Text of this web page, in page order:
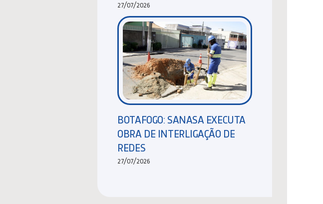
27/07/2026
BOTAFOGO: SANASA EXECUTA
OBRA DE INTERLIGAÇÃO DE
REDES
27/07/2026